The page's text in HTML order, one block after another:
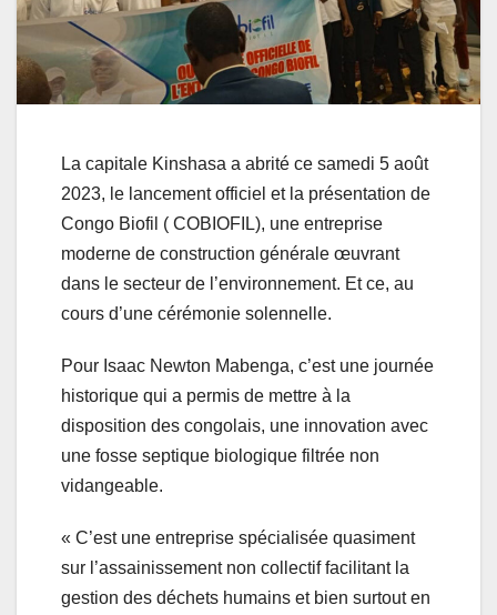
La capitale Kinshasa a abrité ce samedi 5 août
2023, le lancement officiel et la présentation de
Congo Biofil ( COBIOFIL), une entreprise
moderne de construction générale œuvrant
dans le secteur de l’environnement. Et ce, au
cours d’une cérémonie solennelle.
Pour Isaac Newton Mabenga, c’est une journée
historique qui a permis de mettre à la
disposition des congolais, une innovation avec
une fosse septique biologique filtrée non
vidangeable.
« C’est une entreprise spécialisée quasiment
sur l’assainissement non collectif facilitant la
gestion des déchets humains et bien surtout en